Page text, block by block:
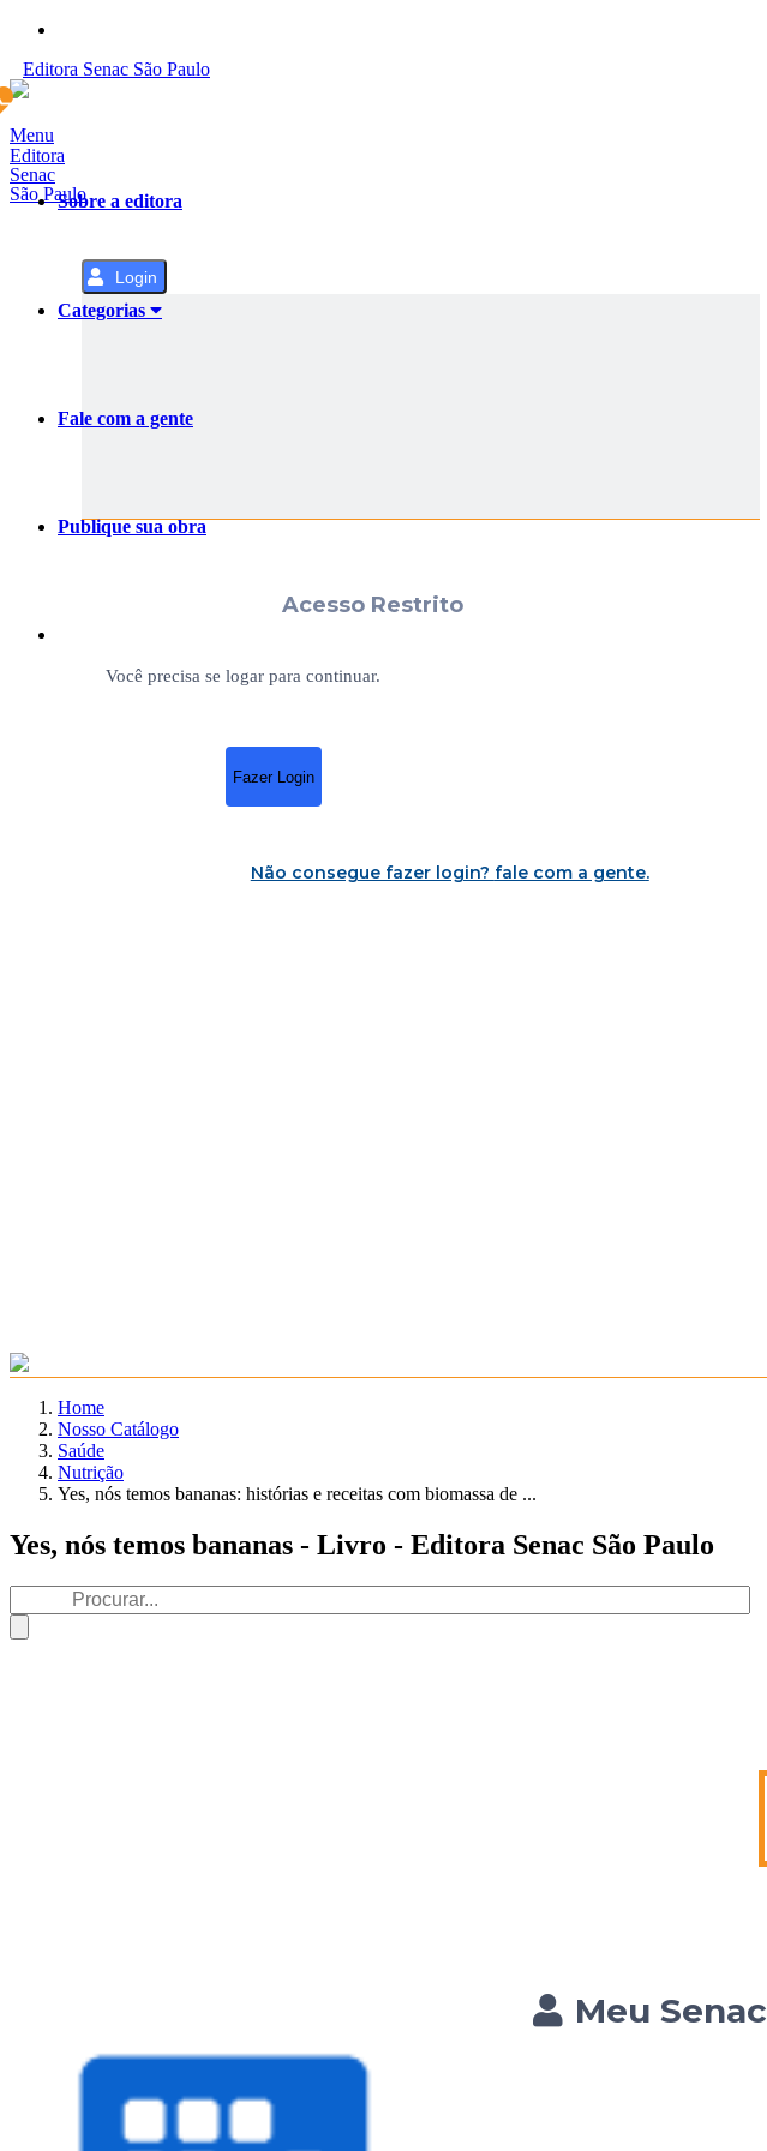
o
Editora Senac São Paulo
Menu
Editora
Senac
São PauloSobre a editora
Categorias
Fale com a gente
Publique sua obra
Login
Meu Senac
Acesso Restrito
Você precisa se logar para continuar.
Fazer Login
Não consegue fazer login? fale com a gente.
Home
Nosso Catálogo
Saúde
Nutrição
Yes, nós temos bananas: histórias e receitas com biomassa de ...
Yes, nós temos bananas - Livro - Editora Senac São Paulo